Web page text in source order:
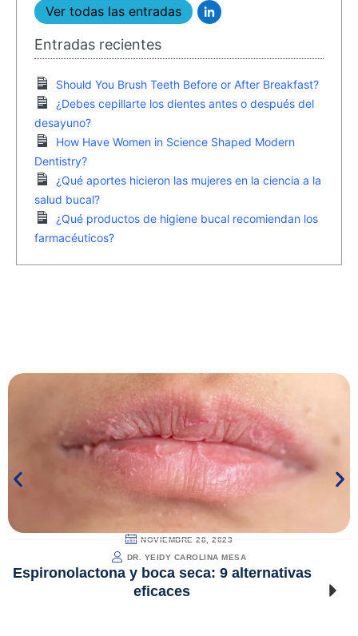
Ver todas las entradas
Entradas recientes
Should You Brush Teeth Before or After Breakfast?
¿Debes cepillarte los dientes antes o después del
desayuno?
How Have Women in Science Shaped Modern
Dentistry?
¿Qué aportes hicieron las mujeres en la ciencia a la
salud bucal?
¿Qué productos de higiene bucal recomiendan los
farmacéuticos?
NOVIEMBRE 28, 2023
DR. YEIDY CAROLINA MESA
Espironolactona y boca seca: 9 alternativas
eficaces